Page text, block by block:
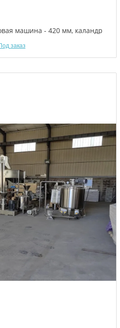
машина - 420 мм, каландр
заказ